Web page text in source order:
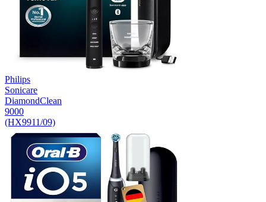
Philips
Sonicare
DiamondClean
9000
(HX9911/09)